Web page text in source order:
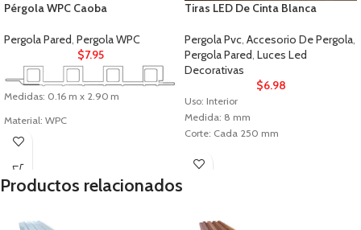
Pérgola WPC Caoba
Pergola Pared, Pergola WPC
$7.95
Medidas: 0.16 m x 2.90 m
Material: WPC
Uso: Interior
Tiras LED De Cinta Blanca
Pergola Pvc, Accesorio De Pergola,
Pergola Pared, Luces Led
Decorativas
$6.98
Uso: Interior
Medida: 8 mm
Corte: Cada 250 mm
Productos relacionados